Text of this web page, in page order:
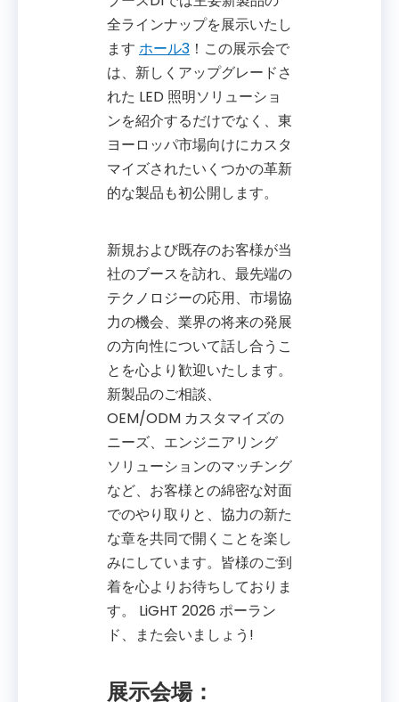
全ラインナップを展示いたし
ます ホール3 ！この展示会で
は、新しくアップグレードさ
れた LED 照明ソリューショ
ンを紹介するだけでなく、東
ヨーロッパ市場向けにカスタ
マイズされたいくつかの革新
的な製品も初公開します。
新規および既存のお客様が当
社のブースを訪れ、最先端の
テクノロジーの応用、市場協
力の機会、業界の将来の発展
の方向性について話し合うこ
とを心より歓迎いたします。
新製品のご相談、
OEM/ODM カスタマイズの
ニーズ、エンジニアリング
ソリューションのマッチング
など、お客様との綿密な対面
でのやり取りと、協力の新た
な章を共同で開くことを楽し
みにしています。皆様のご到
着を心よりお待ちしておりま
す。 LiGHT 2026 ポーラン
ド、また会いましょう!
展示会場：